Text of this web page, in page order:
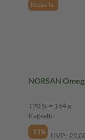
Bestseller
120 St = 164 g
Kapseln
-11%
UVP: